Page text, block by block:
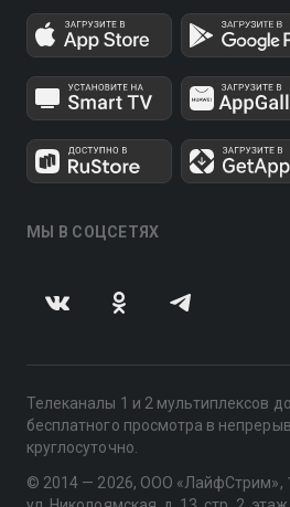
МЫ В СОЦСЕТЯХ
Телеканалы 1 и 2 мультиплексов
бесплатного просмотра в
круглосуточно.
© 2014 — 2026, ООО «ЛайфСтрим»,